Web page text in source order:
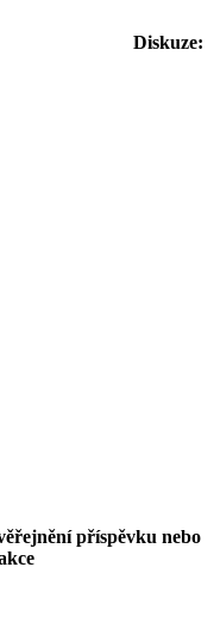
Diskuze:
příspěvku nebo